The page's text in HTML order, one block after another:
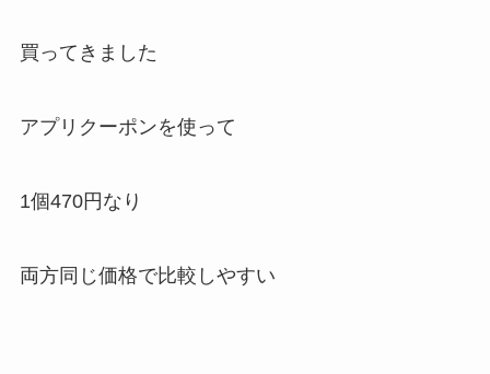
買ってきました
アプリクーポンを使って
1個470円なり
両方同じ価格で比較しやすい